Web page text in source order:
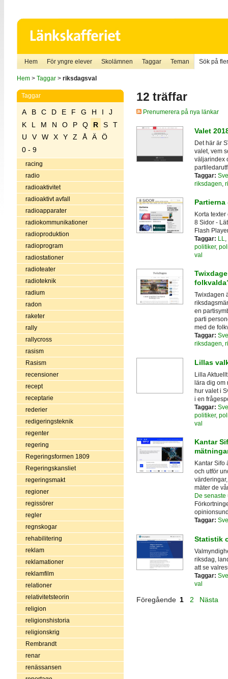
Hem För yngre elever Skolämnen Taggar Teman Sök på
Hem> Taggar> riksdagsval
Taggar
A B C D E F G H I
J
K
L M N O P Q R S
T
U
V W X Y Z Å Ä
Ö
0 - 9
racing
radio
radioaktivitet
radioaktivt avfall
radioapparater
radiokommunikationer
radioproduktion
radioprogram
radiostationer
radioteater
radioteknik
radium
radon
raketer
rally
rallycross
rasism
Rasism
recensioner
recept
receptarie
rederier
redigeringsteknik
regenter
regering
Regeringsformen 1809
Regeringskansliet
regeringsmakt
regioner
regissörer
regler
regnskogar
rehabilitering
reklam
reklamationer
reklamfilm
relationer
relativitetsteorin
religion
religionshistoria
religionskrig
Rembrandt
renar
renässansen
12 träffar
Prenumerera på nya länkar
Valet
Det här är
valet, vem
väljarindex
Taggar:
riksdagen
Korta
8 Sidor -
Flash
Taggar: LL,
politiker,
val
Twixdagen
en
parti
med de
Taggar:
riksdagen,
Lillas
Lilla
lära dig om
hur valet i
i en
Taggar:
politiker,
val
Kantar
Kantar Sifo
och utför
mäter de
De
Taggar:
Statistik
riksdag,
att se
Taggar:
val
Föregående 1 2 Nästa